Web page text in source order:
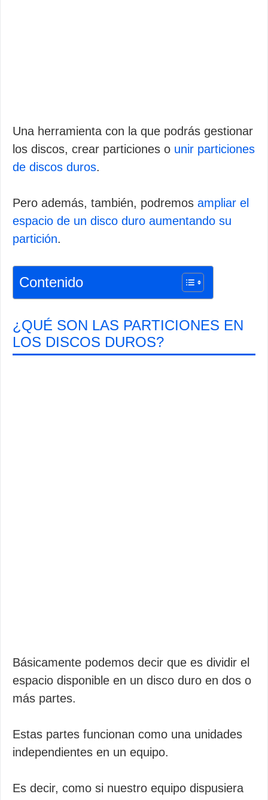
Una herramienta con la que podrás gestionar
los discos, crear particiones o unir particiones
de discos duros.
Pero además, también, podremos ampliar el
espacio de un disco duro aumentando su
partición.
Contenido
¿QUÉ SON LAS PARTICIONES EN
LOS DISCOS DUROS?
Básicamente podemos decir que es dividir el
espacio disponible en un disco duro en dos o
más partes.
Estas partes funcionan como una unidades
independientes en un equipo.
Es decir, como si nuestro equipo dispusiera